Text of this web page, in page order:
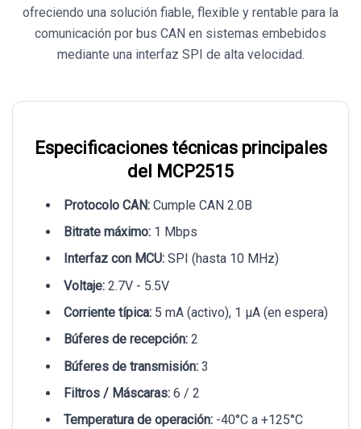
ofreciendo una solución fiable, flexible y rentable para la
comunicación por bus CAN en sistemas embebidos
mediante una interfaz SPI de alta velocidad.
Especificaciones técnicas principales
del MCP2515
Protocolo CAN: Cumple CAN 2.0B
Bitrate máximo: 1 Mbps
Interfaz con MCU: SPI (hasta 10 MHz)
Voltaje: 2.7V - 5.5V
Corriente típica: 5 mA (activo), 1 µA (en espera)
Búferes de recepción: 2
Búferes de transmisión: 3
Filtros / Máscaras: 6 / 2
Temperatura de operación: -40°C a +125°C